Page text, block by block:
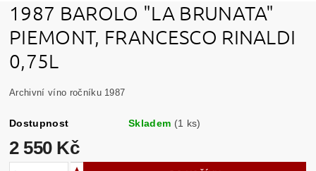
1987 BAROLO "LA BRUNATA"
PIEMONT, FRANCESCO RINALDI
0,75L
Archivní víno ročníku 1987
Dostupnost Skladem (1 ks)
2 550 Kč